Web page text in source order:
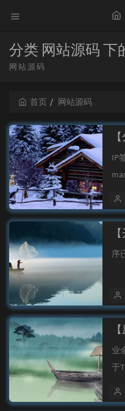
分类 网站源码 下
网站源码
首页 网站源码
IP
序
业
于